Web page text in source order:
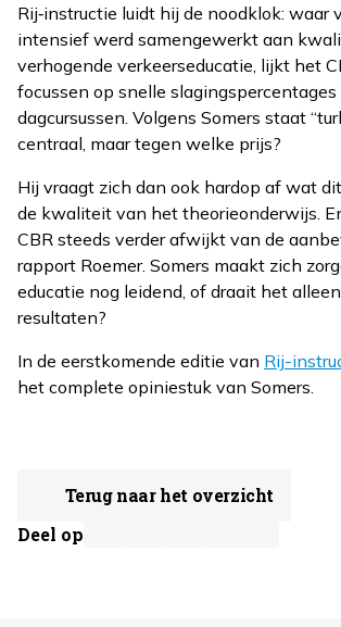
Rij‑instructie luidt hij de noodklok: waar
intensief werd samengewerkt aan
verhogende verkeerseducatie, lijkt het
focussen op snelle slagingspercentages
dagcursussen. Volgens Somers staat
centraal, maar tegen welke prijs?
Hij vraagt zich dan ook hardop af wat
de kwaliteit van het theorieonderwijs.
CBR steeds verder afwijkt van de
rapport Roemer. Somers maakt zich
educatie nog leidend, of draait het
resultaten?
In de eerstkomende editie van Rij-
het complete opiniestuk van Somers.
Terug naar het overzicht
Deel op